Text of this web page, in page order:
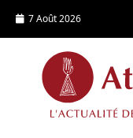
7 Août 2026